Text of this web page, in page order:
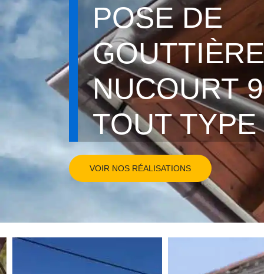
POSE DE
GOUTTIÈRE
NUCOURT
TOUT TYPE
VOIR NOS RÉALISATIONS